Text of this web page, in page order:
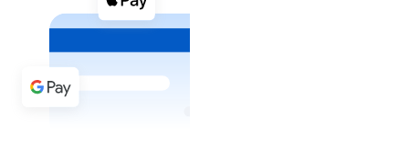
Achetez des cryptomonnaies en espèces et d'autres
Acheter avec espèces
Virement SEPA